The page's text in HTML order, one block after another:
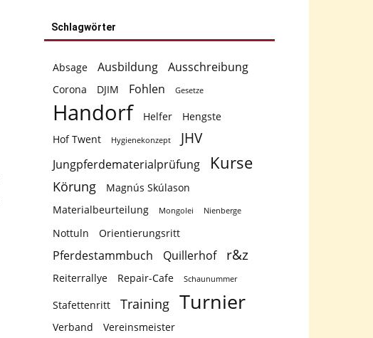
Schlagwörter
Absage Ausbildung Ausschreibung
Corona DJIM Fohlen Gesetze
Handorf Helfer
Hengste
Hof Twent
Hygienekonzept JHV
Jungpferdematerialprüfung Kurse
Körung
Magnús Skúlason
Materialbeurteilung
Mongolei Nienberge
Nottuln Orientierungsritt
Pferdestammbuch Quillerhof r&z
Reiterrallye Repair-Cafe Schaunummer
Stafettenritt Training Turnier
Verband Vereinsmeister